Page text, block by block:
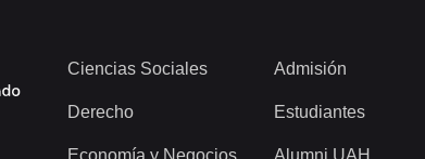
Ciencias Sociales
Derecho
Economía y Negocios
Admisión
Estudiantes
Alumni UAH